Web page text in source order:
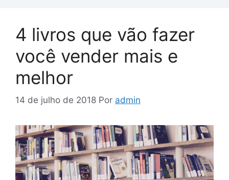
4 livros que vão fazer
você vender mais e
melhor
14 de julho de 2018 Por admin